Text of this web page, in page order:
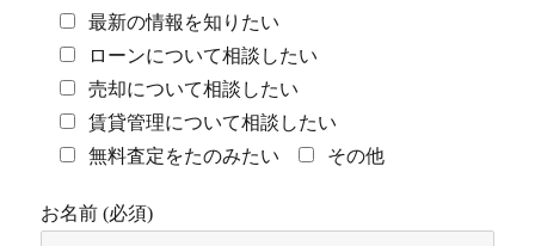
最新の情報を知りたい
ローンについて相談したい
売却について相談したい
賃貸管理について相談したい
無料査定をたのみたい
その他
お名前 (必須)